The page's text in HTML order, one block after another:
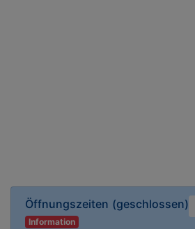
Öffnungszeiten (geschlossen)
Information